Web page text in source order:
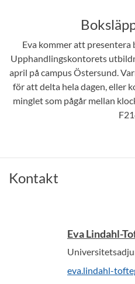
Eva kommer att
Upphandlingskontorets
april på campus Östersund.
för att delta hela dagen, eller
minglet som pågår mellan
Kontakt
Eva Lindahl-
eva.lindahl-